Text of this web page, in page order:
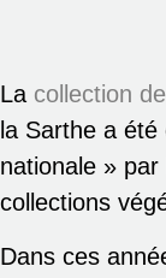
La collection de
la Sarthe a
nationale »
collections
Dans ces